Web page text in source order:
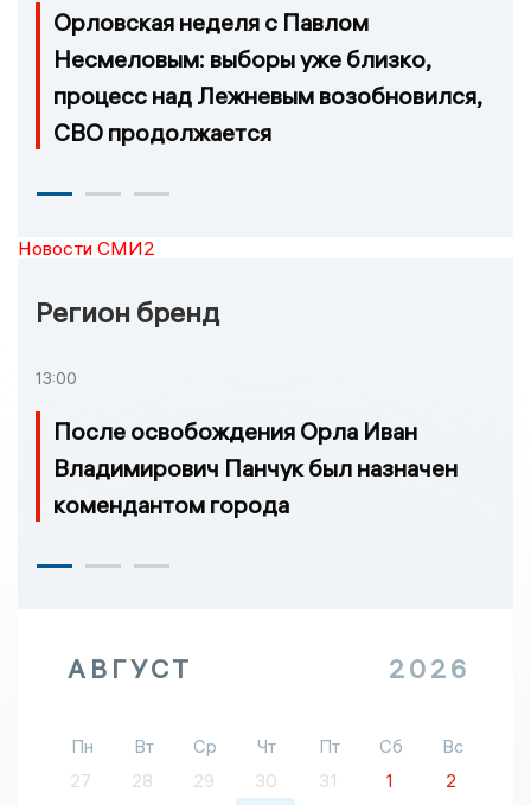
Орловская неделя с Павлом
Несмеловым: выборы уже близко,
процесс над Лежневым возобновился,
СВО продолжается
Новости СМИ2
Регион бренд
13:00
После освобождения Орла Иван
Владимирович Панчук был назначен
комендантом города
АВГУСТ 2026
Пн Вт Ср Чт Пт Сб
Вс
27
28 29 30 31 1
2